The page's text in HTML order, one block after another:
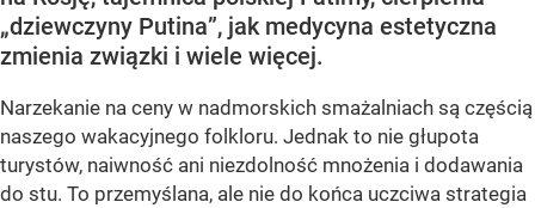
„dziewczyny Putina”, jak medycyna estetyczna
zmienia związki i wiele więcej.
Narzekanie na ceny w nadmorskich smażalniach są częścią
naszego wakacyjnego folkloru. Jednak to nie głupota
turystów, naiwność ani niezdolność mnożenia i dodawania
do stu. To przemyślana, ale nie do końca uczciwa strategia